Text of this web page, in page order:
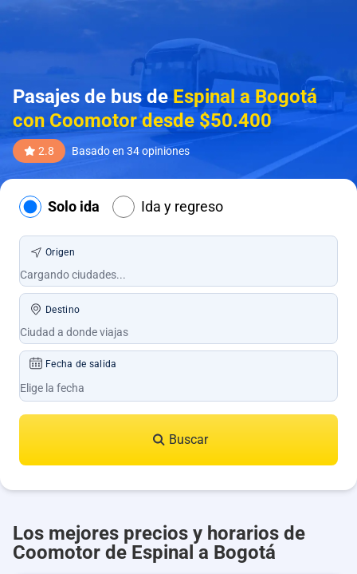
Pasajes de bus de Espinal a Bogotá
con Coomotor desde $50.400
2.8 Basado en 34 opiniones
Solo ida Ida y regreso
Origen
Destino
Fecha de salida
Buscar
Los mejores precios y horarios de
Coomotor de Espinal a Bogotá